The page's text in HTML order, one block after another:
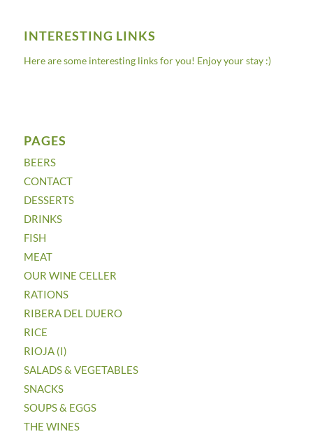
INTERESTING LINKS
Here are some interesting links for you! Enjoy your stay :)
PAGES
BEERS
CONTACT
DESSERTS
DRINKS
FISH
MEAT
OUR WINE CELLER
RATIONS
RIBERA DEL DUERO
RICE
RIOJA (I)
SALADS & VEGETABLES
SNACKS
SOUPS & EGGS
THE WINES